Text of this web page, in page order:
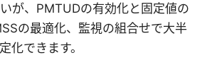
が、PMTUDの有効化と固定値の
の最適化、監視の組合せで大半
化できます。